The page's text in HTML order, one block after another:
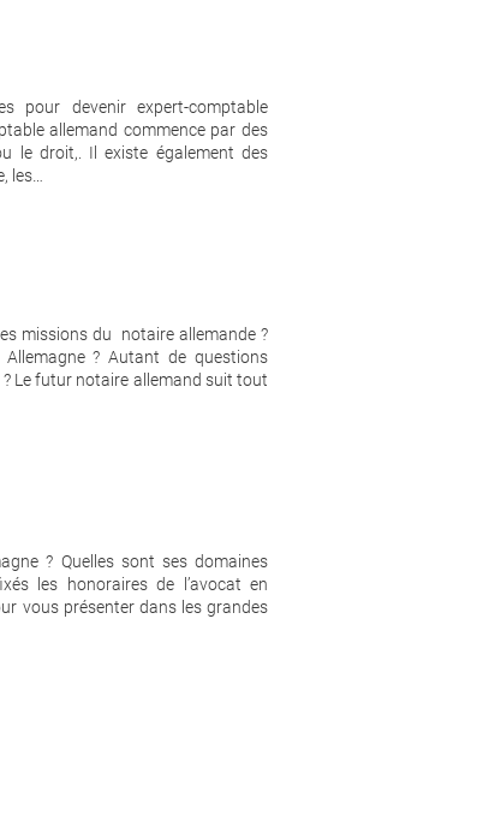
pour devenir expert-comptable
allemand commence par des
le droit,. Il existe également des
les…
missions du notaire allemande ?
? Autant de questions
Le futur notaire allemand suit tout
? Quelles sont ses domaines
les honoraires de l’avocat en
vous présenter dans les grandes